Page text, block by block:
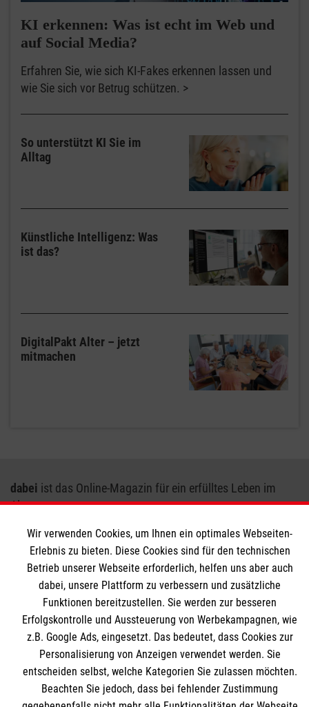
KI erkennen: Was ist echt im Web und
auf Social Media?
Erfahren Sie, wie sich KI-Fakes erkennen lassen und
wie Sie sich vor Betrug schützen.
So unterstützt KI Sie im
Alltag
Künstliche Intelligenz: Was
ist das?
DigitalPakt Alter – jetzt
mitmachen
dabei ist das Online-Magazin für ein erfülltes Leben im
Alter.
Unser Angebot gibt Informationen, Tipps und Beispiele für
ältere Menschen, Angehörige und alle Interessierten, die
Hilfe bei Einsamkeit im Alter suchen, sich für Möglichkeiten
der Vorbeugung interessieren oder sich schlicht mit dem
drängenden gesellschaftlichen Problem der sozialen
Isolation alter Menschen auseinandersetzen wollen. Denn:
dabeisein ist alles!
Wir verwenden Cookies, um Ihnen ein optimales Webseiten-
Erlebnis zu bieten. Diese Cookies sind für den technischen
Betrieb unserer Webseite erforderlich, helfen uns aber auch
dabei, unsere Plattform zu verbessern und zusätzliche
Funktionen bereitzustellen. Sie werden zur besseren
Erfolgskontrolle und Aussteuerung von Werbekampagnen, wie
z.B. Google Ads, eingesetzt. Das bedeutet, dass Cookies zur
Personalisierung von Anzeigen verwendet werden. Sie
entscheiden selbst, welche Kategorien Sie zulassen möchten.
Beachten Sie jedoch, dass bei fehlender Zustimmung